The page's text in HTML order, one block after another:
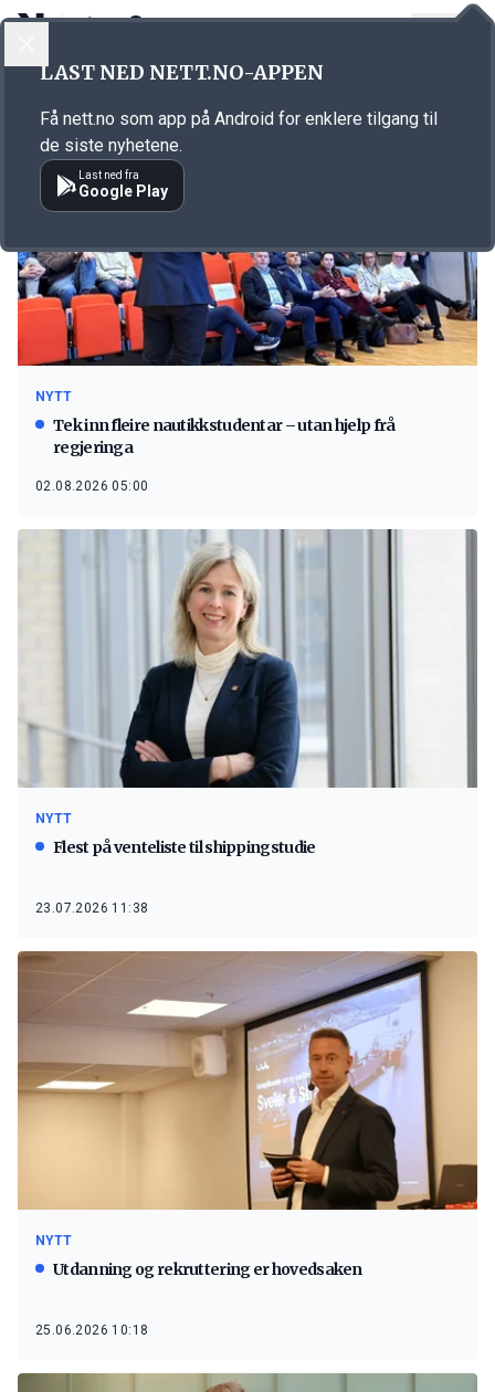
Emne: NTNU
NYTT
Tek inn fleire nautikkstudentar – utan hjelp frå
regjeringa
02.08.2026 05:00
NYTT
Flest på venteliste til shippingstudie
23.07.2026 11:38
NYTT
Utdanning og rekruttering er hovedsaken
25.06.2026 10:18
LAST NED NETT.NO-APPEN
Få nett.no som app på Android for enklere tilgang til
de siste nyhetene.
Last ned fra
Google Play